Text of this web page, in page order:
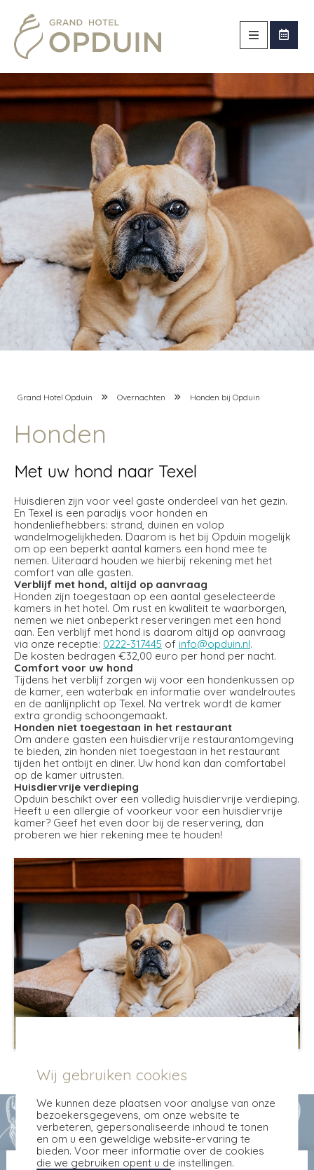
Grand Hotel Opduin Overnachten Honden bij Opduin
Honden
Met uw hond naar Texel
Huisdieren zijn voor veel gaste onderdeel van het gezin.
En Texel is een paradijs voor honden en
hondenliefhebbers: strand, duinen en volop
wandelmogelijkheden. Daarom is het bij Opduin mogelijk
om op een beperkt aantal kamers een hond mee te
nemen. Uiteraard houden we hierbij rekening met het
comfort van alle gasten.
Verblijf met hond, altijd op aanvraag
Honden zijn toegestaan op een aantal geselecteerde
kamers in het hotel. Om rust en kwaliteit te waarborgen,
nemen we niet onbeperkt reserveringen met een hond
aan. Een verblijf met hond is daarom altijd op aanvraag
via onze receptie: 0222-317445 of info@opduin.nl.
De kosten bedragen €32,00 euro per hond per nacht.
Comfort voor uw hond
Tijdens het verblijf zorgen wij voor een hondenkussen op
de kamer, een waterbak en informatie over wandelroutes
en de aanlijnplicht op Texel. Na vertrek wordt de kamer
extra grondig schoongemaakt.
Honden niet toegestaan in het restaurant
Om andere gasten een huisdiervrije restaurantomgeving
te bieden, zin honden niet toegestaan in het restaurant
tijden het ontbijt en diner. Uw hond kan dan comfortabel
op de kamer uitrusten.
Huisdiervrije verdieping
Opduin beschikt over een volledig huisdiervrije verdieping.
Heeft u een allergie of voorkeur voor een huisdiervrije
kamer? Geef het even door bij de reservering, dan
proberen we hier rekening mee te houden!
Wij gebruiken cookies
We kunnen deze plaatsen voor analyse van onze
bezoekersgegevens, om onze website te
verbeteren, gepersonaliseerde inhoud te tonen
en om u een geweldige website-ervaring te
bieden. Voor meer informatie over de cookies
die we gebruiken opent u de instellingen.